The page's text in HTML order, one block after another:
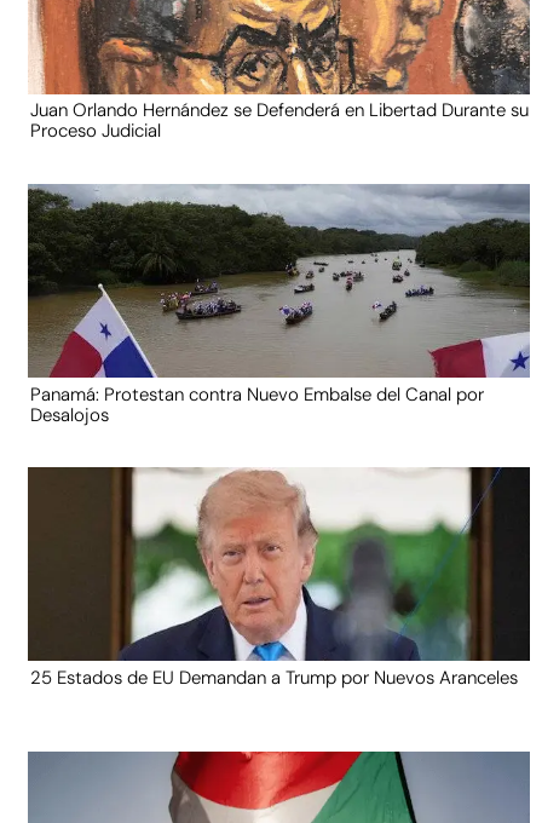
Juan Orlando Hernández se Defenderá en Libertad Durante su
Proceso Judicial
Panamá: Protestan contra Nuevo Embalse del Canal por
Desalojos
25 Estados de EU Demandan a Trump por Nuevos Aranceles